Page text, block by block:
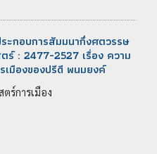
ะกอบการสัมมนากึ่งศตวรรษ
ร์ : 2477-2527 เรื่อง ความ
เมืองของปรีดี พนมยงค์
ร์การเมือง